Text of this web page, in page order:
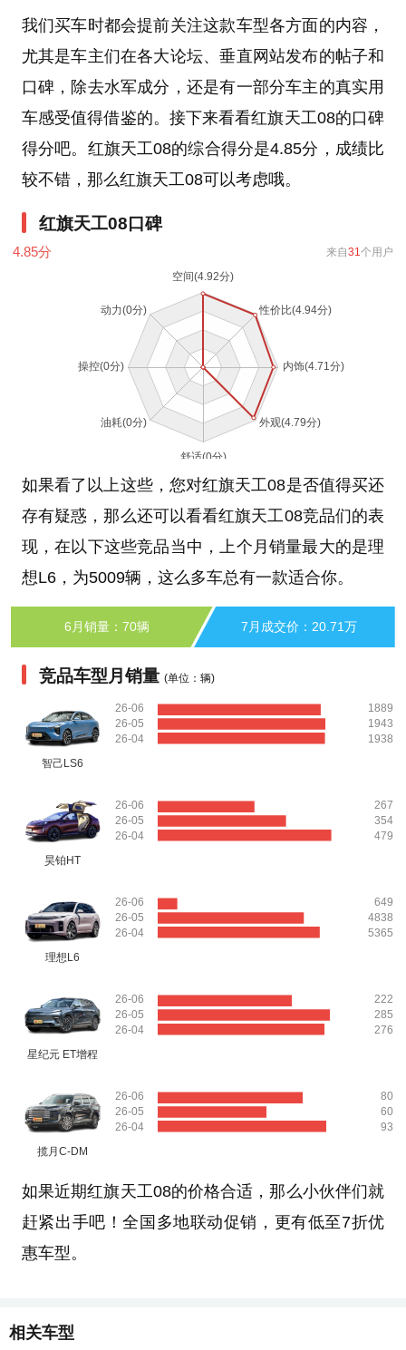
我们买车时都会提前关注这款车型各方面的内容，
尤其是车主们在各大论坛、垂直网站发布的帖子和
口碑，除去水军成分，还是有一部分车主的真实用
车感受值得借鉴的。接下来看看红旗天工08的口碑
得分吧。红旗天工08的综合得分是4.85分，成绩比
较不错，那么红旗天工08可以考虑哦。
红旗天工08口碑
4.85分 来自31 个用户
如果看了以上这些，您对红旗天工08是否值得买还
存有疑惑，那么还可以看看红旗天工08竞品们的表
现，在以下这些竞品当中，上个月销量最大的是理
想L6，为5009辆，这么多车总有一款适合你。
6月销量：70辆 7月成交价：20.71万
竞品车型月销量 (单位：辆)
智己LS6
26-06
26-05
26-04
1889
1943
1938
昊铂HT
26-06
26-05
26-04
267
354
479
理想L6
26-06
26-05
26-04
649
4838
5365
星纪元 ET增程
26-06
26-05
26-04
222
285
276
揽月C-DM
26-06
26-05
26-04
80
60
93
如果近期红旗天工08的价格合适，那么小伙伴们就
赶紧出手吧！全国多地联动促销，更有低至7折优
惠车型。
相关车型